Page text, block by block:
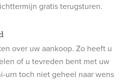
gratis terugsturen.
over uw aankoop. Zo heeft u
of u tevreden bent met uw
urn toch niet geheel naar wens